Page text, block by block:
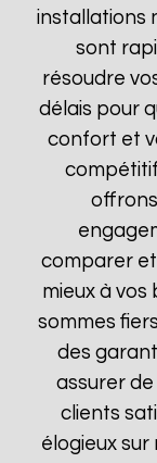
installations
sont
résoudre
délais pour
confort et
comparer et
mieux à vos
sommes
des
assurer
clients
élogieux sur